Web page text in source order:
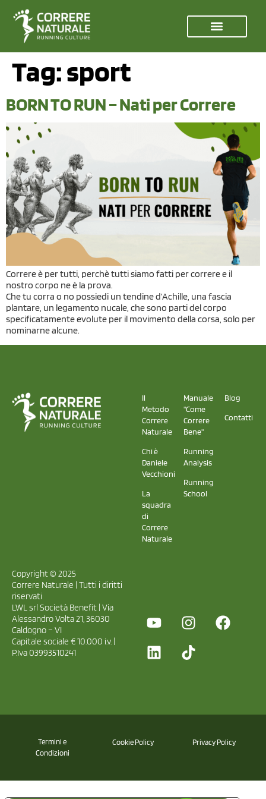
Tag:sport
BORN TO RUN – Nati per Correre
Correre è per tutti, perchè tutti siamo fatti per correre e il
nostro corpo ne è la prova.
Che tu corra o no possiedi un tendine d’Achille, una fascia
plantare, un legamento nucale, che sono parti del corpo
specificatamente evolute per il movimento della corsa, solo per
nominarne alcune.
Il
Metodo
Correre
Naturale
Chi è
Daniele
Vecchioni
La
squadra
di
Correre
Naturale
Manuale
"Come
Correre
Bene"
Running
Analysis
Running
School
Blog
Contatti
Copyright © 2025
Correre Naturale | Tutti i diritti
riservati
LWL srl Società Benefit | Via
Alessandro Volta 21, 36030
Caldogno – VI
Capitale sociale € 10.000 i.v. |
P.Iva 03993510241
Termini e
Condizioni
Cookie Policy Privacy Policy